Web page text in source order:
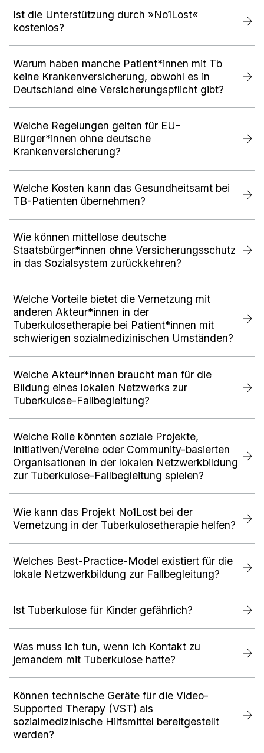
Ist die Unterstützung durch »No1Lost«
kostenlos?
Warum haben manche Patient*innen mit Tb
keine Krankenversicherung, obwohl es in
Deutschland eine Versicherungspflicht gibt?
Welche Regelungen gelten für EU-
Bürger*innen ohne deutsche
Krankenversicherung?
Welche Kosten kann das Gesundheitsamt bei
TB-Patienten übernehmen?
Wie können mittellose deutsche
Staatsbürger*innen ohne Versicherungsschutz
in das Sozialsystem zurückkehren?
Welche Vorteile bietet die Vernetzung mit
anderen Akteur*innen in der
Tuberkulosetherapie bei Patient*innen mit
schwierigen sozialmedizinischen Umständen?
Welche Akteur*innen braucht man für die
Bildung eines lokalen Netzwerks zur
Tuberkulose-Fallbegleitung?
Welche Rolle könnten soziale Projekte,
Initiativen/Vereine oder Community-basierten
Organisationen in der lokalen Netzwerkbildung
zur Tuberkulose-Fallbegleitung spielen?
Wie kann das Projekt No1Lost bei der
Vernetzung in der Tuberkulosetherapie helfen?
Welches Best-Practice-Model existiert für die
lokale Netzwerkbildung zur Fallbegleitung?
Ist Tuberkulose für Kinder gefährlich?
Was muss ich tun, wenn ich Kontakt zu
jemandem mit Tuberkulose hatte?
Können technische Geräte für die Video-
Supported Therapy (VST) als
sozialmedizinische Hilfsmittel bereitgestellt
werden?